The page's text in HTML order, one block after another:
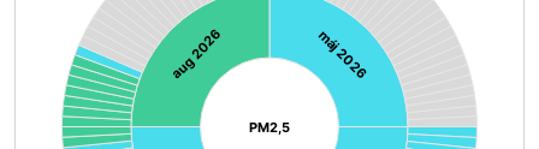
PM2,5
máj 2026
aug 2026